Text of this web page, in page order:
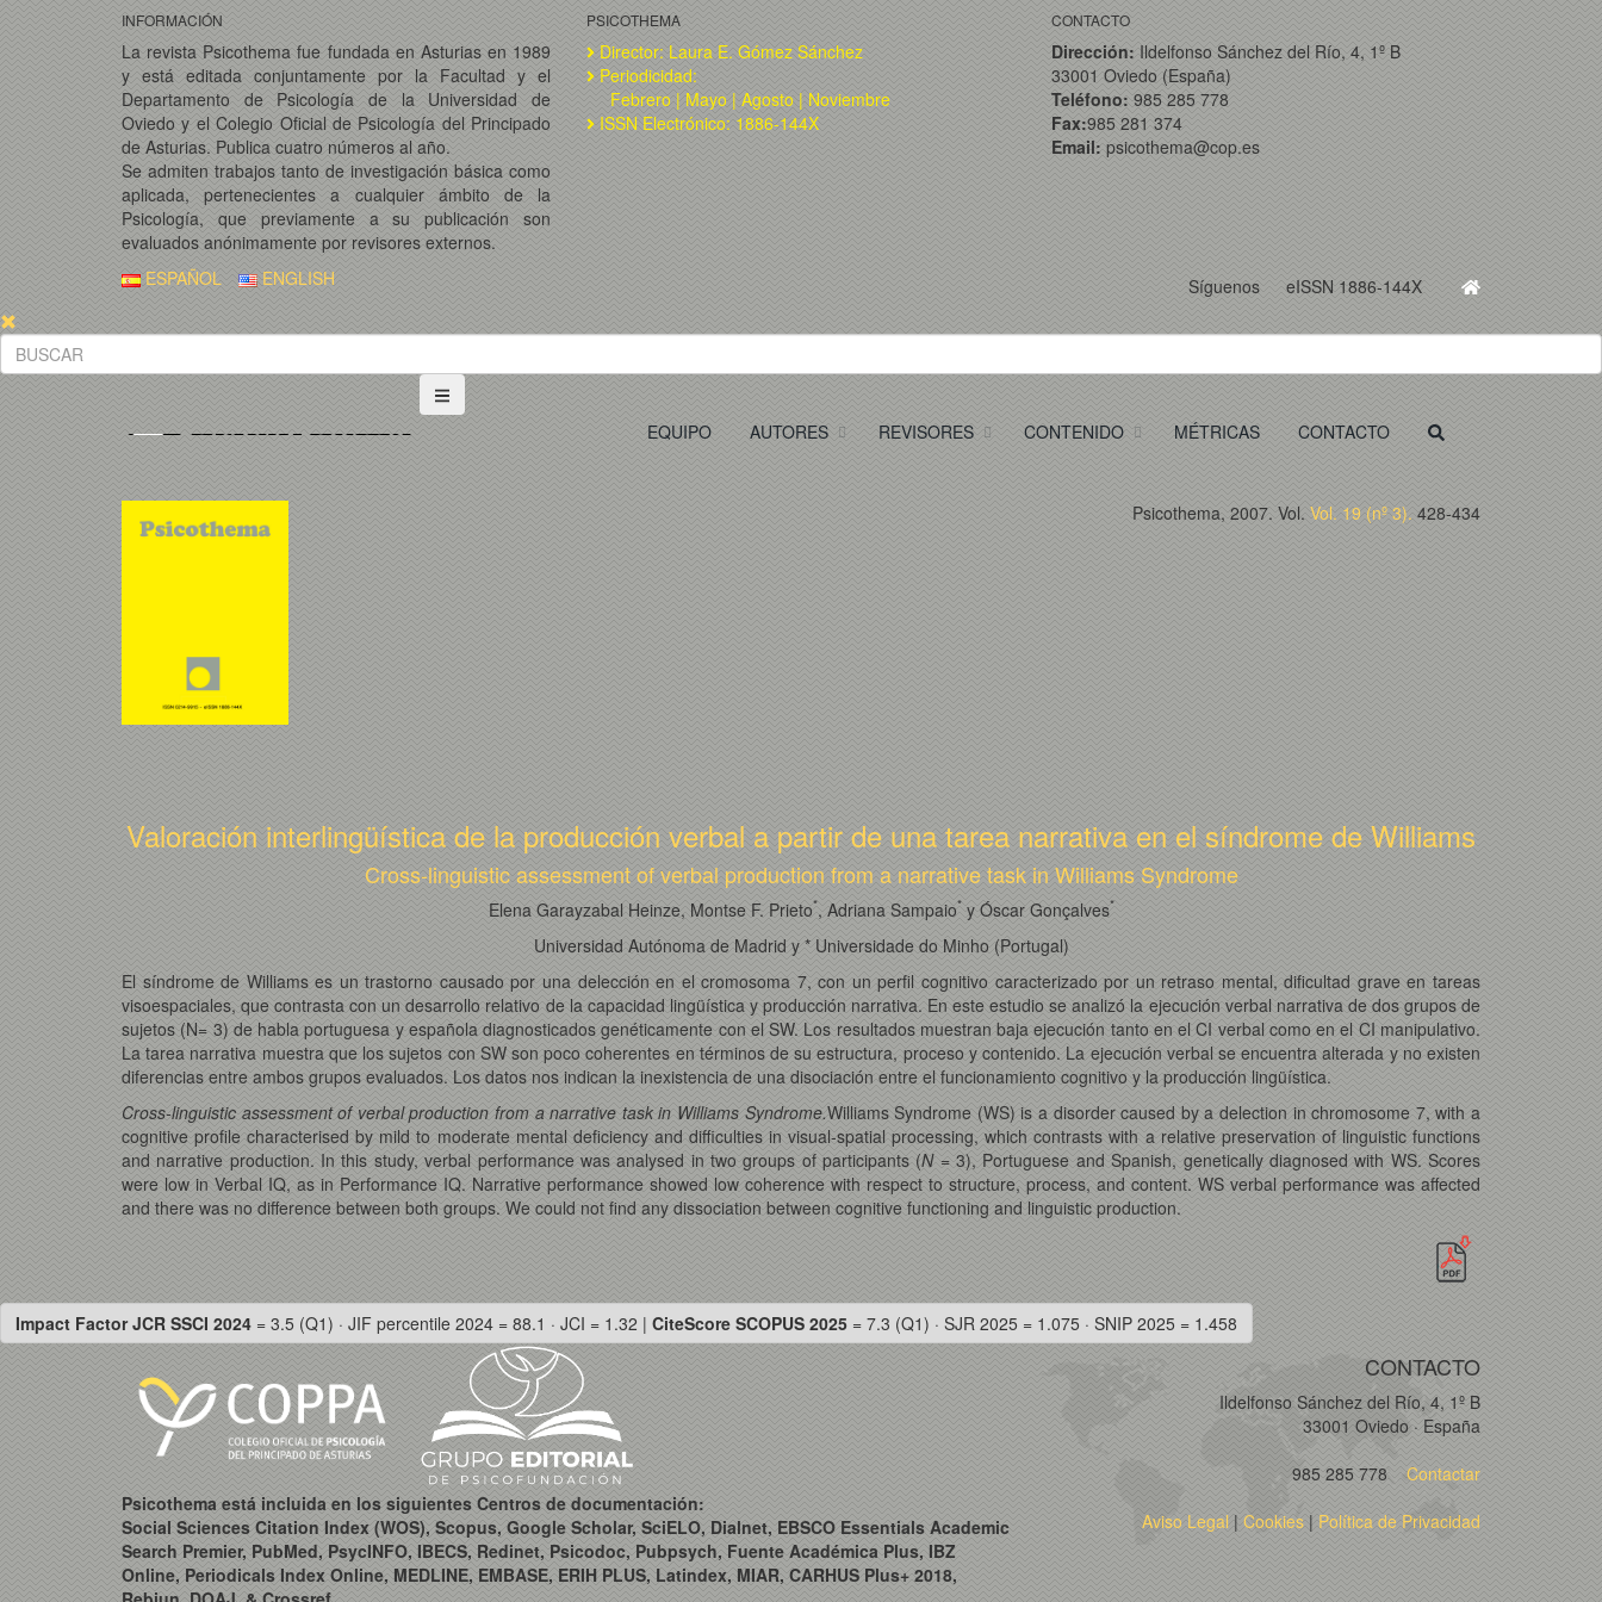
INFORMACIÓN
La revista Psicothema fue fundada en Asturias en 1989
y está editada conjuntamente por la Facultad y el
Departamento de Psicología de la Universidad de
Oviedo y el Colegio Oficial de Psicología del Principado
de Asturias. Publica cuatro números al año.
Se admiten trabajos tanto de investigación básica como
aplicada, pertenecientes a cualquier ámbito de la
Psicología, que previamente a su publicación son
evaluados anónimamente por revisores externos.
PSICOTHEMA
Director: Laura E. Gómez Sánchez
Periodicidad:
Febrero | Mayo | Agosto | Noviembre
ISSN Electrónico: 1886-144X
CONTACTO
Dirección: Ildelfonso Sánchez del Río, 4, 1º B
33001 Oviedo (España)
Teléfono: 985 285 778
Fax:985 281 374
Email: psicothema@cop.es
Síguenos eISSN 1886-144X
ESPAÑOL ENGLISH
EQUIPO AUTORES REVISORES CONTENIDO MÉTRICAS CONTACTO
Psicothema, 2007. Vol. Vol. 19 (nº 3). 428-434
Valoración interlingüística de la producción verbal a partir de una tarea narrativa en el síndrome de Williams
Cross-linguistic assessment of verbal production from a narrative task in Williams Syndrome
Elena Garayzabal Heinze, Montse F. Prieto*, Adriana Sampaio*y Óscar Gonçalves*
Universidad Autónoma de Madrid y * Universidade do Minho (Portugal)
El síndrome de Williams es un trastorno causado por una delección en el cromosoma 7, con un perfil cognitivo caracterizado por un retraso mental, dificultad grave en tareas
visoespaciales, que contrasta con un desarrollo relativo de la capacidad lingüística y producción narrativa. En este estudio se analizó la ejecución verbal narrativa de dos grupos de
sujetos (N= 3) de habla portuguesa y española diagnosticados genéticamente con el SW. Los resultados muestran baja ejecución tanto en el CI verbal como en el CI manipulativo.
La tarea narrativa muestra que los sujetos con SW son poco coherentes en términos de su estructura, proceso y contenido. La ejecución verbal se encuentra alterada y no existen
diferencias entre ambos grupos evaluados. Los datos nos indican la inexistencia de una disociación entre el funcionamiento cognitivo y la producción lingüística.
Cross-linguistic assessment of verbal production from a narrative task in Williams Syndrome.Williams Syndrome (WS) is a disorder caused by a delection in chromosome 7, with a
cognitive profile characterised by mild to moderate mental deficiency and difficulties in visual-spatial processing, which contrasts with a relative preservation of linguistic functions
and narrative production. In this study, verbal performance was analysed in two groups of participants (N= 3), Portuguese and Spanish, genetically diagnosed with WS. Scores
were low in Verbal IQ, as in Performance IQ. Narrative performance showed low coherence with respect to structure, process, and content. WS verbal performance was affected
and there was no difference between both groups. We could not find any dissociation between cognitive functioning and linguistic production.
Impact Factor JCR SSCI 2024 = 3.5 (Q1) · JIF percentile 2024 = 88.1 · JCI = 1.32 | CiteScore SCOPUS 2025 = 7.3 (Q1) · SJR 2025 = 1.075 · SNIP 2025 = 1.458
Psicothema está incluida en los siguientes Centros de documentación:
Social Sciences Citation Index (WOS), Scopus, Google Scholar, SciELO, Dialnet, EBSCO Essentials Academic
Search Premier, PubMed, PsycINFO, IBECS, Redinet, Psicodoc, Pubpsych, Fuente Académica Plus, IBZ
Online, Periodicals Index Online, MEDLINE, EMBASE, ERIH PLUS, Latindex, MIAR, CARHUS Plus+ 2018,
CONTACTO
Ildelfonso Sánchez del Río, 4, 1º B
33001 Oviedo · España
985 285 778 Contactar
Aviso Legal | Cookies | Política de Privacidad